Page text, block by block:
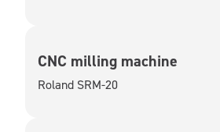
CNC milling machine
Roland SRM-20